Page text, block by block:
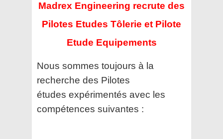
Madrex Engineering recrute des
Pilotes Etudes Tôlerie et Pilote
Etude Equipements
Nous sommes toujours à la
recherche des Pilotes
études expérimentés avec les
compétences suivantes :